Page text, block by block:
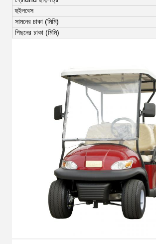
হুইলবেস
সামনের চাকা (মিমি)
পিছনের চাকা (মিমি)